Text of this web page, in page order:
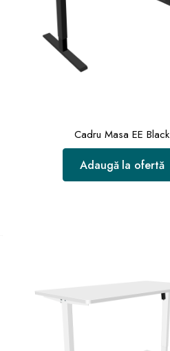
Cadru Masa EE Black
Adaugă la ofertă